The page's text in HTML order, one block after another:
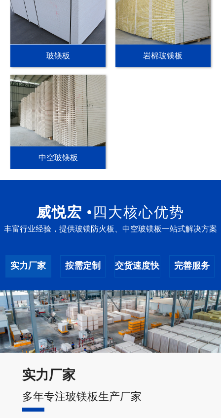
玻镁板 岩棉玻镁板
中空玻镁板
威悦宏 •四大核心优势
丰富行业经验，提供玻镁防火板、中空玻镁板一站式解决方案
实力厂家 按需定制 交货速度快 完善服务
实力厂家
多年专注玻镁板生产厂家